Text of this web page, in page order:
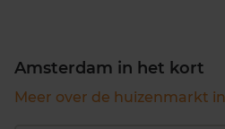
Amsterdam in het kort
Meer over de huizenmarkt